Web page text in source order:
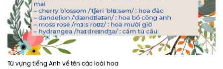
Từ vựng tiếng Anh về tên các loài hoa